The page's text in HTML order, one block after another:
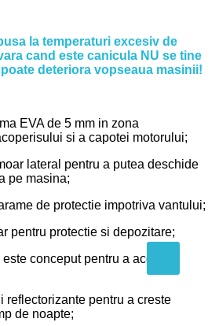
la temperaturi excesiv de
cand este canicula NU se tine
deteriora vopseaua masinii!
EVA de 5 mm in zona
si a capotei motorului;
lateral pentru a putea deschide
pe masina;
de protectie impotriva vantului;
pentru protectie si depozitare;
conceput pentru a acoperi
reflectorizante pentru a creste
de noapte;